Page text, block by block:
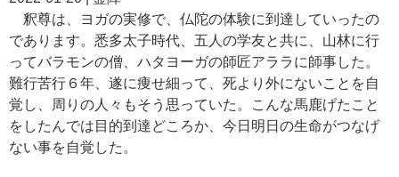
釈尊は、ヨガの実修で、仏陀の体験に到達していったの
であります。悉多太子時代、五人の学友と共に、山林に行
ってバラモンの僧、ハタヨーガの師匠アララに師事した。
難行苦行６年、遂に痩せ細って、死より外にないことを自
覚し、周りの人々もそう思っていた。こんな馬鹿げたこと
をしたんでは目的到達どころか、今日明日の生命がつなげ
ない事を自覚した。